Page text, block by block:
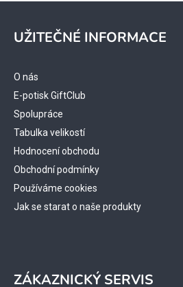
UŽITEČNÉ INFORMACE
O nás
E-potisk GiftClub
Spolupráce
Tabulka velikostí
Hodnocení obchodu
Obchodní podmínky
Používáme cookies
Jak se starat o naše produkty
ZÁKAZNICKÝ SERVIS